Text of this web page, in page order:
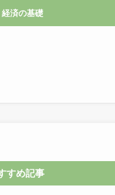
済の基礎
すめ記事